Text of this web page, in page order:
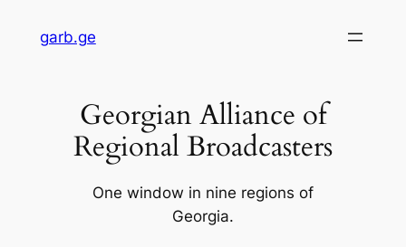
garb.ge
Georgian Alliance of
Regional Broadcasters
One window in nine regions of
Georgia.